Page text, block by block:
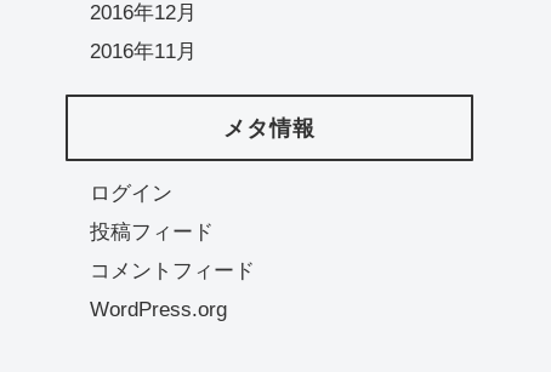
2016年12月
2016年11月
メタ情報
ログイン
投稿フィード
コメントフィード
WordPress.org